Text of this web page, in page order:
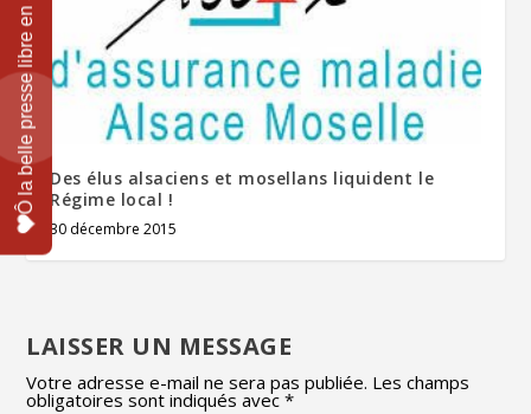
Des élus alsaciens et mosellans liquident le
Régime local !
30 décembre 2015
LAISSER UN MESSAGE
Votre adresse e-mail ne sera pas publiée. Les champs
obligatoires sont indiqués avec*